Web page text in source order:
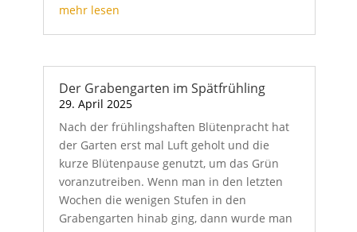
mehr lesen
Der Grabengarten im Spätfrühling
29. April 2025
Nach der frühlingshaften Blütenpracht hat
der Garten erst mal Luft geholt und die
kurze Blütenpause genutzt, um das Grün
voranzutreiben. Wenn man in den letzten
Wochen die wenigen Stufen in den
Grabengarten hinab ging, dann wurde man